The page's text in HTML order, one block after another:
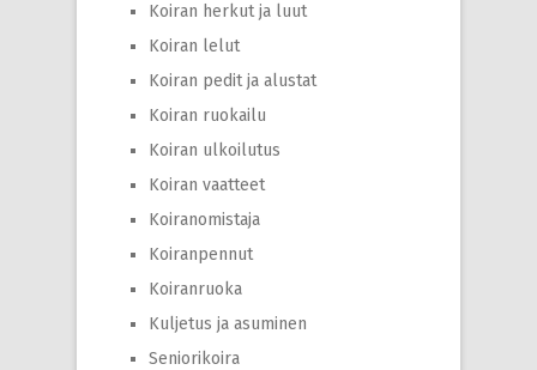
Koiran herkut ja luut
Koiran lelut
Koiran pedit ja alustat
Koiran ruokailu
Koiran ulkoilutus
Koiran vaatteet
Koiranomistaja
Koiranpennut
Koiranruoka
Kuljetus ja asuminen
Seniorikoira